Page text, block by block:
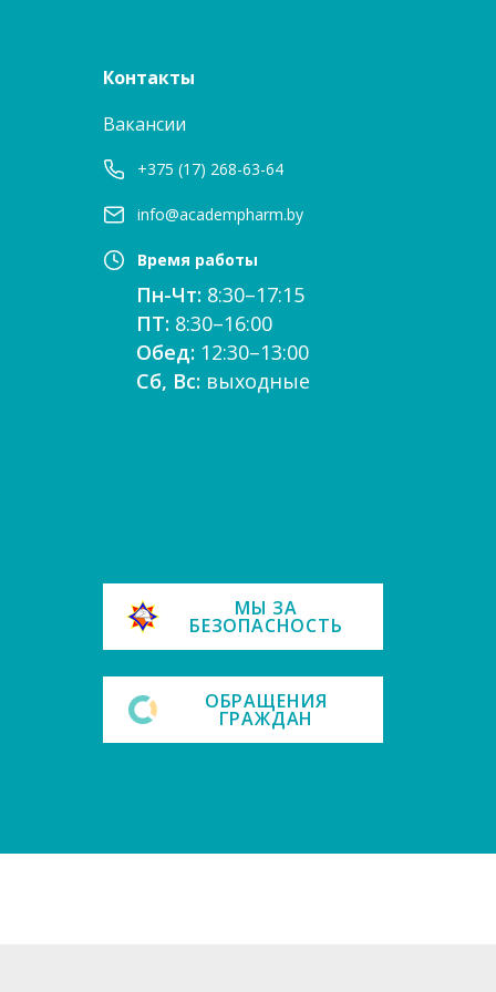
Контакты
Вакансии
+375 (17) 268-63-64
info@academpharm.by
Время работы
Пн-Чт: 8:30–17:15
ПТ: 8:30–16:00
Обед: 12:30–13:00
Сб, Вс: выходные
МЫ ЗА
БЕЗОПАСНОСТЬ
ОБРАЩЕНИЯ
ГРАЖДАН